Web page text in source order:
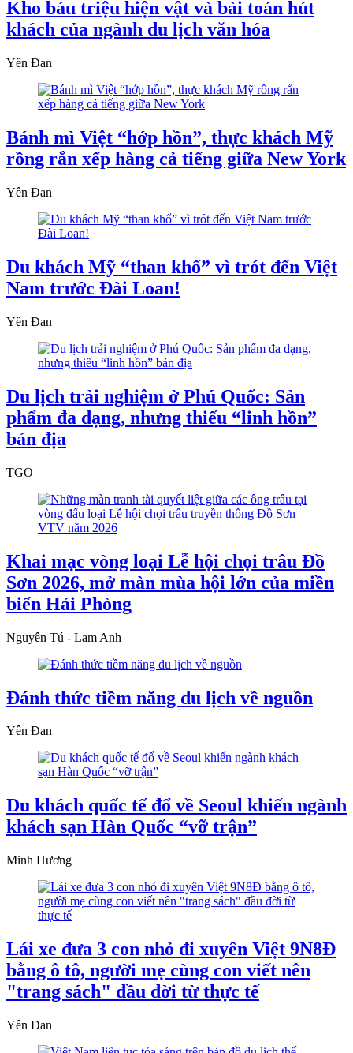
Kho báu triệu hiện vật và bài toán hút
khách của ngành du lịch văn hóa
Yên Đan
Bánh mì Việt “hớp hồn”, thực khách Mỹ
rồng rắn xếp hàng cả tiếng giữa New York
Yên Đan
Du khách Mỹ “than khổ” vì trót đến Việt
Nam trước Đài Loan!
Yên Đan
Du lịch trải nghiệm ở Phú Quốc: Sản
phẩm đa dạng, nhưng thiếu “linh hồn”
bản địa
TGO
Khai mạc vòng loại Lễ hội chọi trâu Đồ
Sơn 2026, mở màn mùa hội lớn của miền
biển Hải Phòng
Nguyên Tú - Lam Anh
Đánh thức tiềm năng du lịch về nguồn
Yên Đan
Du khách quốc tế đổ về Seoul khiến ngành
khách sạn Hàn Quốc “vỡ trận”
Minh Hương
Lái xe đưa 3 con nhỏ đi xuyên Việt 9N8Đ
bằng ô tô, người mẹ cùng con viết nên
"trang sách" đầu đời từ thực tế
Yên Đan